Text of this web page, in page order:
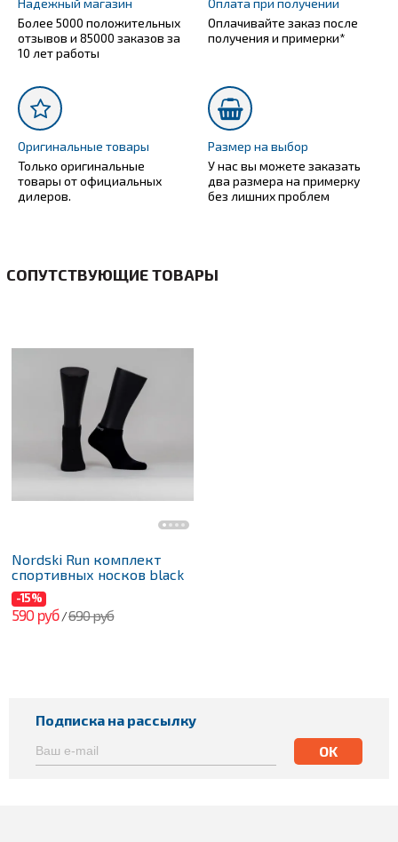
Более 5000 положительных
отзывов и 85000 заказов за
10 лет работы
Оплачивайте заказ после
получения и примерки*
Оригинальные товары
Только оригинальные
товары от официальных
дилеров.
Размер на выбор
У нас вы можете заказать
два размера на примерку
без лишних проблем
СОПУТСТВУЮЩИЕ ТОВАРЫ
Nordski Run комплект
спортивных носков black
-15%
590 руб/690 руб
Подписка на рассылку